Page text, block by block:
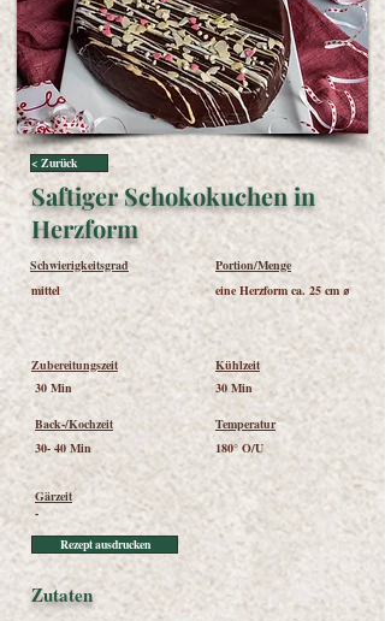
< Zurück
Saftiger Schokokuchen in
Herzform
Schwierigkeitsgrad
mittel
Zubereitungszeit
30 Min
Back-/Kochzeit
30- 40 Min
Portion/Menge
eine Herzform ca. 25 cm ⌀
Kühlzeit
30 Min
Temperatur
180° O/U
Gärzeit
-
Rezept ausdrucken
Zutaten